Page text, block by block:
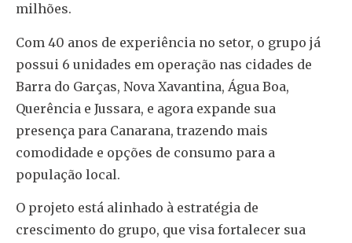
milhões.
Com 40 anos de experiência no setor, o grupo já
possui 6 unidades em operação nas cidades de
Barra do Garças, Nova Xavantina, Água Boa,
Querência e Jussara, e agora expande sua
presença para Canarana, trazendo mais
comodidade e opções de consumo para a
população local.
O projeto está alinhado à estratégia de
crescimento do grupo, que visa fortalecer sua